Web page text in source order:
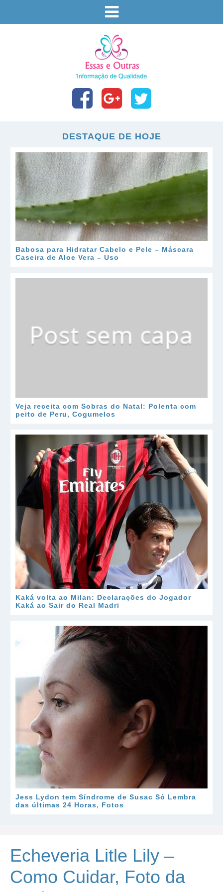
DESTAQUE DE HOJE
Babosa para Hidratar Cabelo e Pele – Máscara
Caseira de Aloe Vera – Uso
Veja receita com Sobras do Natal: Polenta com
peito de Peru, Cogumelos
Kaká volta ao Milan: Declarações do Jogador
Kaká ao Sair do Real Madri
Jess Lydon tem Síndrome de Susac Só Lembra
das últimas 24 Horas, Fotos
Echeveria Litle Lily –
Como Cuidar, Foto da